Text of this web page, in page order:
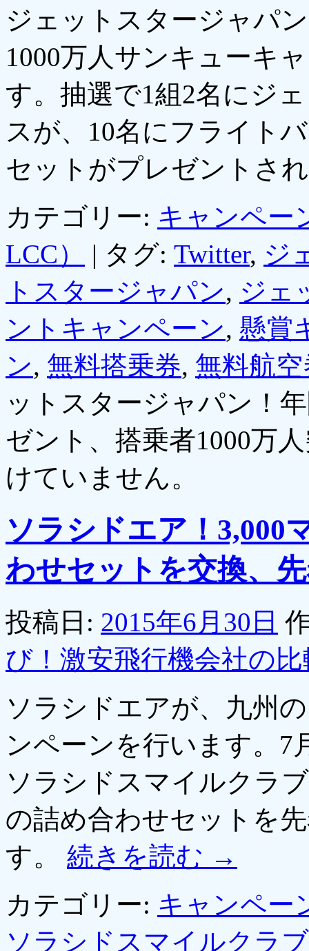
ジェットスタージャパ
1000万人サンキューキ
す。抽選で1組2名にジ
スが、10名にフライト
セットがプレゼントさ
カテゴリー: キャンペー
LCC）
| タグ: Twitter, ジ
トスタージャパン, ジェ
ントキャンペーン, 懸賞
ン, 無料搭乗券, 無料航空
ットスタージャパン！
ゼント、搭乗者1000万
けていません。
ソラシドエア！3,000
わせセットを交換、
投稿日: 2015年6月30日
び！激安飛行機会社の
ソラシドエアが、九州
ンペーンを行います。7
ソラシドスマイルクラ
の詰め合わせセットを
す。 続きを読む →
カテゴリー: キャンペー
ソラシドスマイルクラブ